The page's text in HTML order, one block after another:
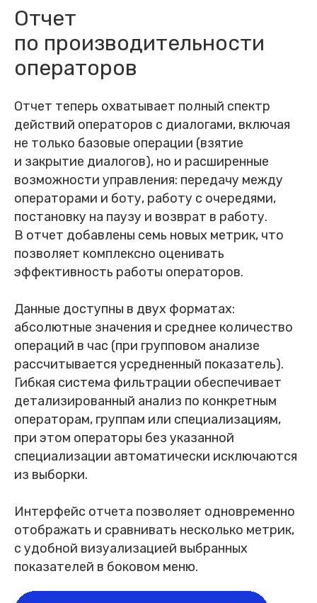
Отчет
по производительности
операторов
Отчет теперь охватывает полный спектр
действий операторов с диалогами, включая
не только базовые операции (взятие
и закрытие диалогов), но и расширенные
возможности управления: передачу между
операторами и боту, работу с очередями,
постановку на паузу и возврат в работу.
В отчет добавлены семь новых метрик, что
позволяет комплексно оценивать
эффективность работы операторов.
Данные доступны в двух форматах:
абсолютные значения и среднее количество
операций в час (при групповом анализе
рассчитывается усредненный показатель).
Гибкая система фильтрации обеспечивает
детализированный анализ по конкретным
операторам, группам или специализациям,
при этом операторы без указанной
специализации автоматически исключаются
из выборки.
Интерфейс отчета позволяет одновременно
отображать и сравнивать несколько метрик,
с удобной визуализацией выбранных
показателей в боковом меню.